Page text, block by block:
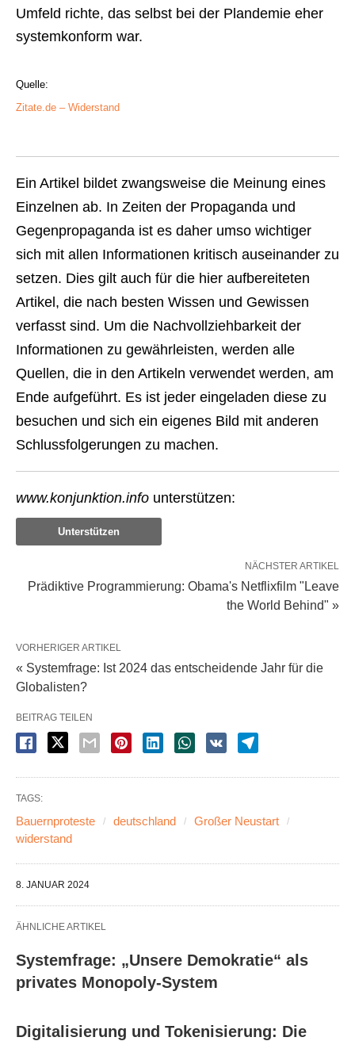
Umfeld richte, das selbst bei der Plandemie eher
systemkonform war.
Quelle:
Zitate.de – Widerstand
Ein Artikel bildet zwangsweise die Meinung eines
Einzelnen ab. In Zeiten der Propaganda und
Gegenpropaganda ist es daher umso wichtiger
sich mit allen Informationen kritisch auseinander zu
setzen. Dies gilt auch für die hier aufbereiteten
Artikel, die nach besten Wissen und Gewissen
verfasst sind. Um die Nachvollziehbarkeit der
Informationen zu gewährleisten, werden alle
Quellen, die in den Artikeln verwendet werden, am
Ende aufgeführt. Es ist jeder eingeladen diese zu
besuchen und sich ein eigenes Bild mit anderen
Schlussfolgerungen zu machen.
www.konjunktion.info unterstützen:
Unterstützen
NÄCHSTER ARTIKEL
Prädiktive Programmierung: Obama's Netflixfilm "Leave
the World Behind" »
VORHERIGER ARTIKEL
« Systemfrage: Ist 2024 das entscheidende Jahr für die
Globalisten?
BEITRAG TEILEN
TAGS:
Bauernproteste deutschland
Großer Neustart
widerstand
8. JANUAR 2024
ÄHNLICHE ARTIKEL
Systemfrage: „Unsere Demokratie“ als
privates Monopoly-System
Digitalisierung und Tokenisierung: Die